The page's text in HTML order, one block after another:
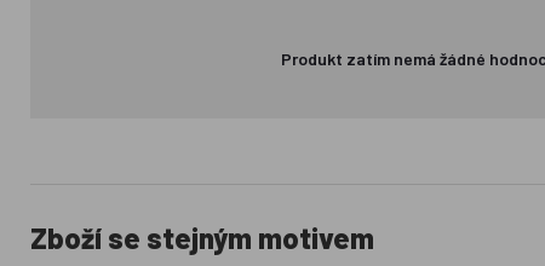
Produkt zatím nemá žádné
Zboží se stejným motivem